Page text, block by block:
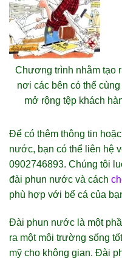
Chương trình nhằm tạo
nơi các bên có thể
mở rộng tệp khách
Để có thêm thông tin
nước, bạn có thể liên hệ
0902746893. Chúng tôi
đài phun nước và cách
phù hợp với bể cá của
Đài phun nước là một
ra một môi trường sống
mỹ cho không gian. Đài